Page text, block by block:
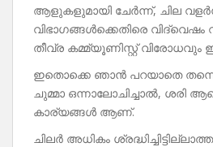
ആളുകളുമായി ചേർന്ന്, ചില
വിഭാഗങ്ങൾക്കെതിരെ
തീവ്ര കമ്മ്യൂണിസ്റ്റ് വിരോധവും
ഇതൊക്കെ ഞാൻ പറയാതെ
ചുമ്മാ ഒന്നാലോചിച്ചാൽ, ശരി
കാര്യങ്ങൾ ആണ്.
ചിലർ അധികം